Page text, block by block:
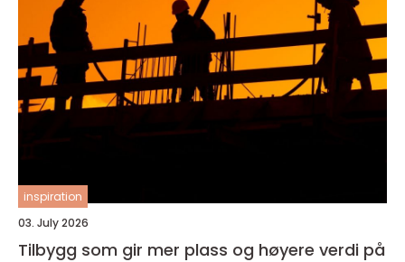
inspiration
03. July 2026
Tilbygg som gir mer plass og høyere verdi på